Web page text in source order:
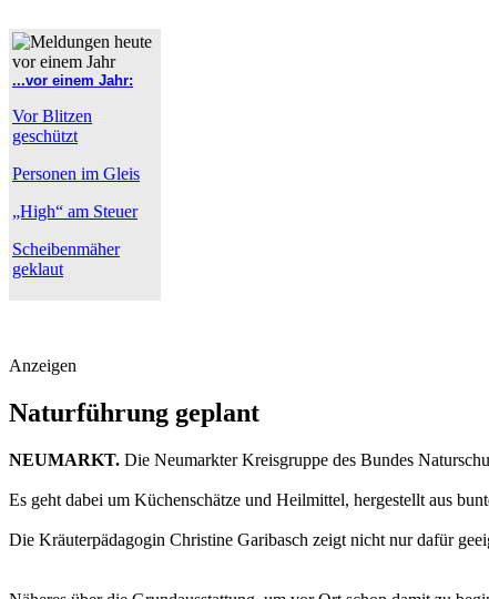
...vor einem Jahr:
Vor Blitzen
geschützt
Personen im Gleis
„High“ am Steuer
Scheibenmäher
geklaut
Anzeigen
Naturführung geplant
NEUMARKT. Die Neumarkter Kreisgruppe des Bundes
Es geht dabei um Küchenschätze und Heilmittel, hergestellt aus
Die Kräuterpädagogin Christine Garibasch zeigt nicht nur dafür